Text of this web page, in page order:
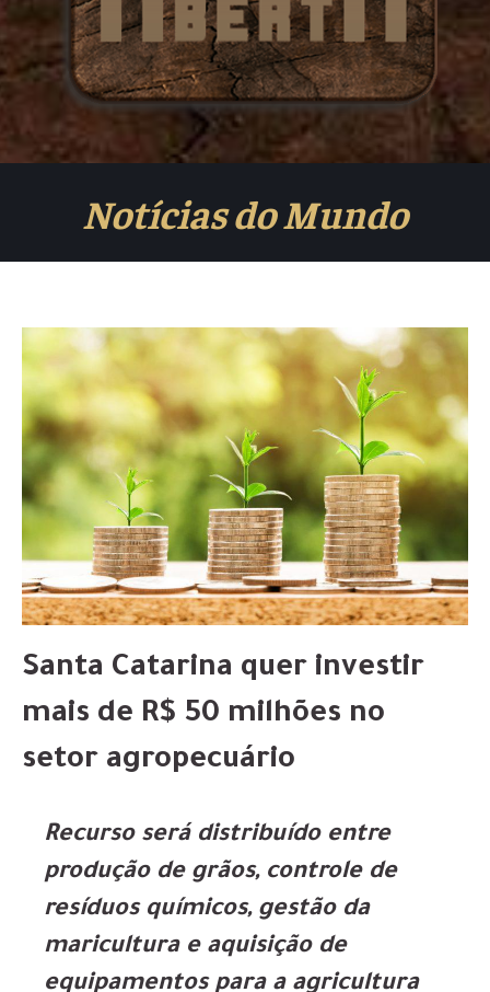
Notícias do Mundo
Santa Catarina quer investir
mais de R$ 50 milhões no
setor agropecuário
Recurso será distribuído entre
produção de grãos, controle de
resíduos químicos, gestão da
maricultura e aquisição de
equipamentos para a agricultura